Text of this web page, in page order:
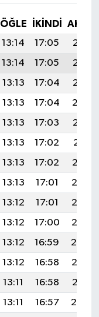
ÖĞLE İKINDI
13:14 17:05
20:18
13:14 17:05
20:17
13:13 17:04
20:15
13:13 17:04
20:14
13:13 17:03
20:13
13:13 17:02
20:11
13:13 17:02
20:10
13:13 17:01
20:08
13:12 17:01
20:07
13:12 17:00
20:06
13:12 16:59
20:04
13:12 16:58
20:03
13:11 16:58
20:01
13:11 16:57
20:00